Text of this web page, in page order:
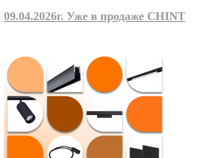
09.04.2026г. Уже в продаже CHINT